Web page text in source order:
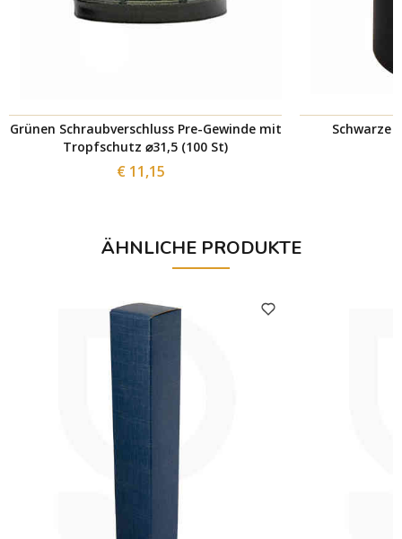
Grünen Schraubverschluss Pre-Gewinde mit
Tropfschutz ⌀31,5 (100 St)
€ 11,15
Schwarze
ÄHNLICHE PRODUKTE